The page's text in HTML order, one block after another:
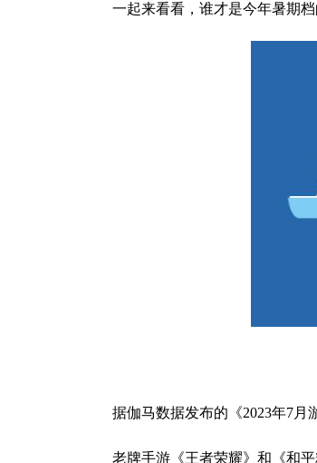
一起来看看，谁才是今年暑期档
据伽马数据发布的《2023年7月
老牌手游《王者荣耀》和《和